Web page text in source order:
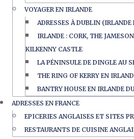
VOYAGER EN IRLANDE
ADRESSES À DUBLIN (IRLANDE
IRLANDE : CORK, THE
KILKENNY CASTLE
LA PÉNINSULE DE DINGLE AU
THE RING OF KERRY EN
BANTRY HOUSE EN IRLANDE
ADRESSES EN FRANCE
EPICERIES ANGLAISES ET SITES
RESTAURANTS DE CUISINE